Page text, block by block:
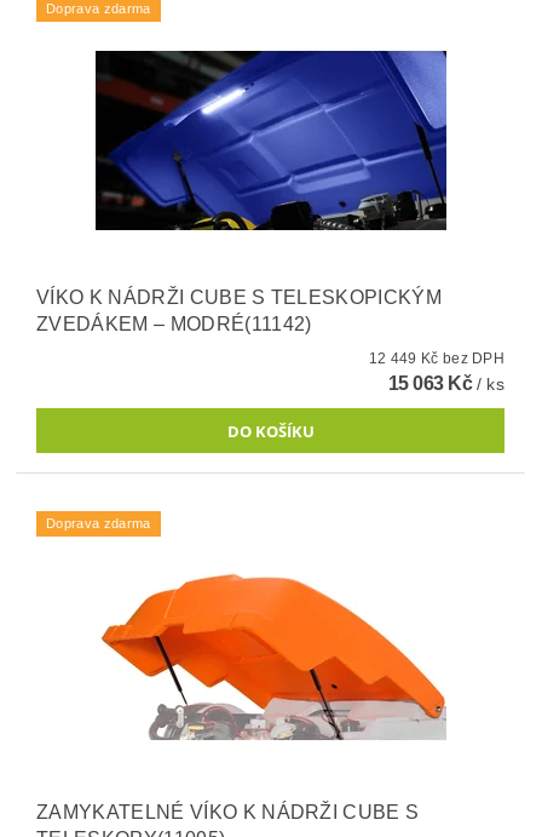
Doprava zdarma
VÍKO K NÁDRŽI CUBE S TELESKOPICKÝM
ZVEDÁKEM – MODRÉ(11142)
12 449 Kč bez DPH
15 063 Kč/ ks
Doprava zdarma
ZAMYKATELNÉ VÍKO K NÁDRŽI CUBE S